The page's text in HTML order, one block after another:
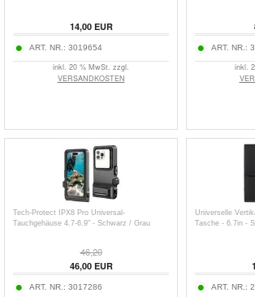
14,00EUR
ART. NR.: 3019654
inkl. 20 % MwSt. zzgl.
VERSANDKOSTEN
ART. NR.:
inkl.
Tech-Protect IPX8 Pro Universal-
Tauchgehäuse 4.7-6.9" - Schwarz / Grau
46,20
46,00EUR
ART. NR.: 3017286
Universelle
Tasche - 6.7in -
ART. NR.: